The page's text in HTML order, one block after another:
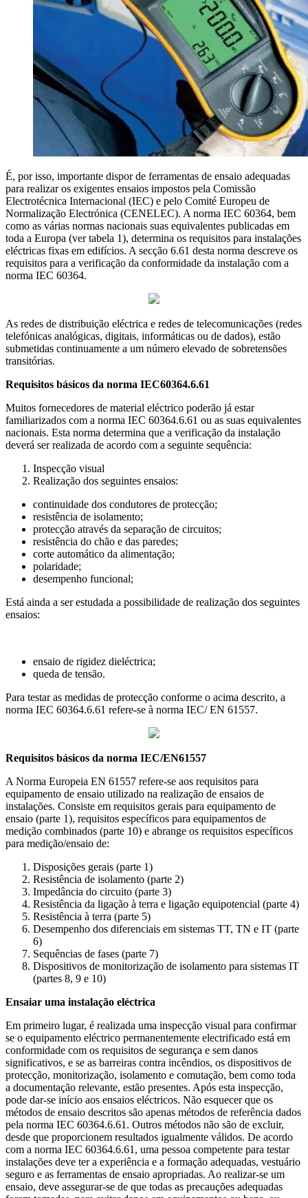
É, por isso, importante dispor de ferramentas de ensaio adequadas
para realizar os exigentes ensaios impostos pela Comissão
Electrotécnica Internacional (IEC) e pelo Comité Europeu de
Normalização Electrónica (CENELEC). A norma IEC 60364, bem
como as várias normas nacionais suas equivalentes publicadas em
toda a Europa (ver tabela 1), determina os requisitos para instalações
eléctricas fixas em edifícios. A secção 6.61 desta norma descreve os
requisitos para a verificação da conformidade da instalação com a
norma IEC 60364.
As redes de distribuição eléctrica e redes de telecomunicações (redes
telefónicas analógicas, digitais, informáticas ou de dados), estão
submetidas continuamente a um número elevado de sobretensões
transitórias.
Requisitos básicos da norma IEC60364.6.61
Muitos fornecedores de material eléctrico poderão já estar
familiarizados com a norma IEC 60364.6.61 ou as suas equivalentes
nacionais. Esta norma determina que a verificação da instalação
deverá ser realizada de acordo com a seguinte sequência:
Inspecção visual
Realização dos seguintes ensaios:
continuidade dos condutores de protecção;
resistência de isolamento;
protecção através da separação de circuitos;
resistência do chão e das paredes;
corte automático da alimentação;
polaridade;
desempenho funcional;
Está ainda a ser estudada a possibilidade de realização dos seguintes
ensaios:
ensaio de rigidez dieléctrica;
queda de tensão.
Para testar as medidas de protecção conforme o acima descrito, a
norma IEC 60364.6.61 refere-se à norma IEC/ EN 61557.
Requisitos básicos da norma IEC/EN61557
A Norma Europeia EN 61557 refere-se aos requisitos para
equipamento de ensaio utilizado na realização de ensaios de
instalações. Consiste em requisitos gerais para equipamento de
ensaio (parte 1), requisitos específicos para equipamentos de
medição combinados (parte 10) e abrange os requisitos específicos
para medição/ensaio de:
Disposições gerais (parte 1)
Resistência de isolamento (parte 2)
Impedância do circuito (parte 3)
Resistência da ligação à terra e ligação equipotencial (parte 4)
Resistência à terra (parte 5)
Desempenho dos diferenciais em sistemas TT, TN e IT (parte
6)
Sequências de fases (parte 7)
Dispositivos de monitorização de isolamento para sistemas IT
(partes 8, 9 e 10)
Ensaiar uma instalação eléctrica
Em primeiro lugar, é realizada uma inspecção visual para confirmar
se o equipamento eléctrico permanentemente electrificado está em
conformidade com os requisitos de segurança e sem danos
significativos, e se as barreiras contra incêndios, os dispositivos de
protecção, monitorização, isolamento e comutação, bem como toda
a documentação relevante, estão presentes. Após esta inspecção,
pode dar-se início aos ensaios eléctricos. Não esquecer que os
métodos de ensaio descritos são apenas métodos de referência dados
pela norma IEC 60364.6.61. Outros métodos não são de excluir,
desde que proporcionem resultados igualmente válidos. De acordo
com a norma IEC 60364.6.61, uma pessoa competente para testar
instalações deve ter a experiência e a formação adequadas, vestuário
seguro e as ferramentas de ensaio apropriadas. Ao realizar-se um
ensaio, deve assegurar-se de que todas as precauções adequadas